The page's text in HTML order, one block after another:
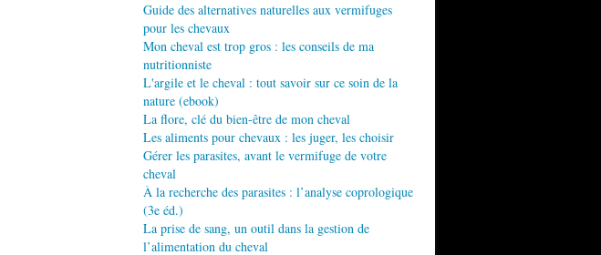
Guide des alternatives naturelles aux vermifuges
pour les chevaux
Mon cheval est trop gros : les conseils de ma
nutritionniste
L'argile et le cheval : tout savoir sur ce soin de la
nature (ebook)
La flore, clé du bien-être de mon cheval
Les aliments pour chevaux : les juger, les choisir
Gérer les parasites, avant le vermifuge de votre
cheval
À la recherche des parasites : l’analyse coprologique
(3e éd.)
La prise de sang, un outil dans la gestion de
l’alimentation du cheval